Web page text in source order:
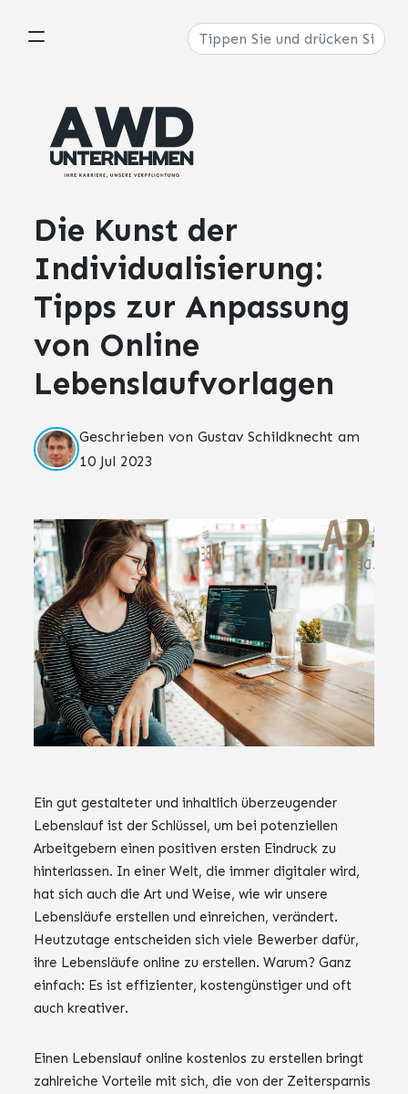
Die Kunst der
Individualisierung:
Tipps zur Anpassung
von Online
Lebenslaufvorlagen
Geschrieben von Gustav Schildknecht am
10 Jul 2023
Ein gut gestalteter und inhaltlich überzeugender
Lebenslauf ist der Schlüssel, um bei potenziellen
Arbeitgebern einen positiven ersten Eindruck zu
hinterlassen. In einer Welt, die immer digitaler wird,
hat sich auch die Art und Weise, wie wir unsere
Lebensläufe erstellen und einreichen, verändert.
Heutzutage entscheiden sich viele Bewerber dafür,
ihre Lebensläufe online zu erstellen. Warum? Ganz
einfach: Es ist effizienter, kostengünstiger und oft
auch kreativer.
Einen Lebenslauf online kostenlos zu erstellen bringt
zahlreiche Vorteile mit sich, die von der Zeitersparnis